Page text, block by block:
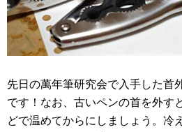
先日の萬年筆研究会で入手した首
です！なお、古いペンの首を外す
どで温めてからにしましょう。冷